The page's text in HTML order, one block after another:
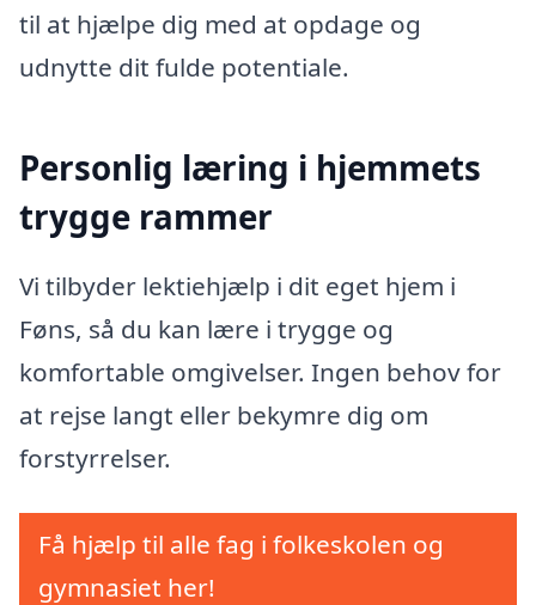
til at hjælpe dig med at opdage og
udnytte dit fulde potentiale.
Personlig læring i hjemmets
trygge rammer
Vi tilbyder lektiehjælp i dit eget hjem i
Føns, så du kan lære i trygge og
komfortable omgivelser. Ingen behov for
at rejse langt eller bekymre dig om
forstyrrelser.
Få hjælp til alle fag i folkeskolen og
gymnasiet her!